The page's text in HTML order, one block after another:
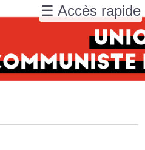
☰ Accès rapide